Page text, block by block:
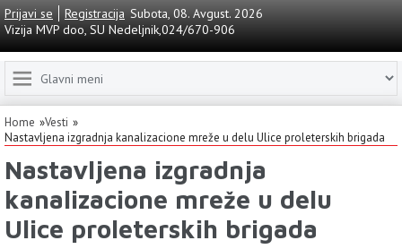
Prijavi se Registracija Subota, 08. Avgust. 2026
Vizija MVP doo, SU Nedeljnik,024/670-906
Home
Vesti
Nastavljena izgradnja kanalizacione mreže u delu Ulice proleterskih brigada
Nastavljena izgradnja
kanalizacione mreže u delu
Ulice proleterskih brigada